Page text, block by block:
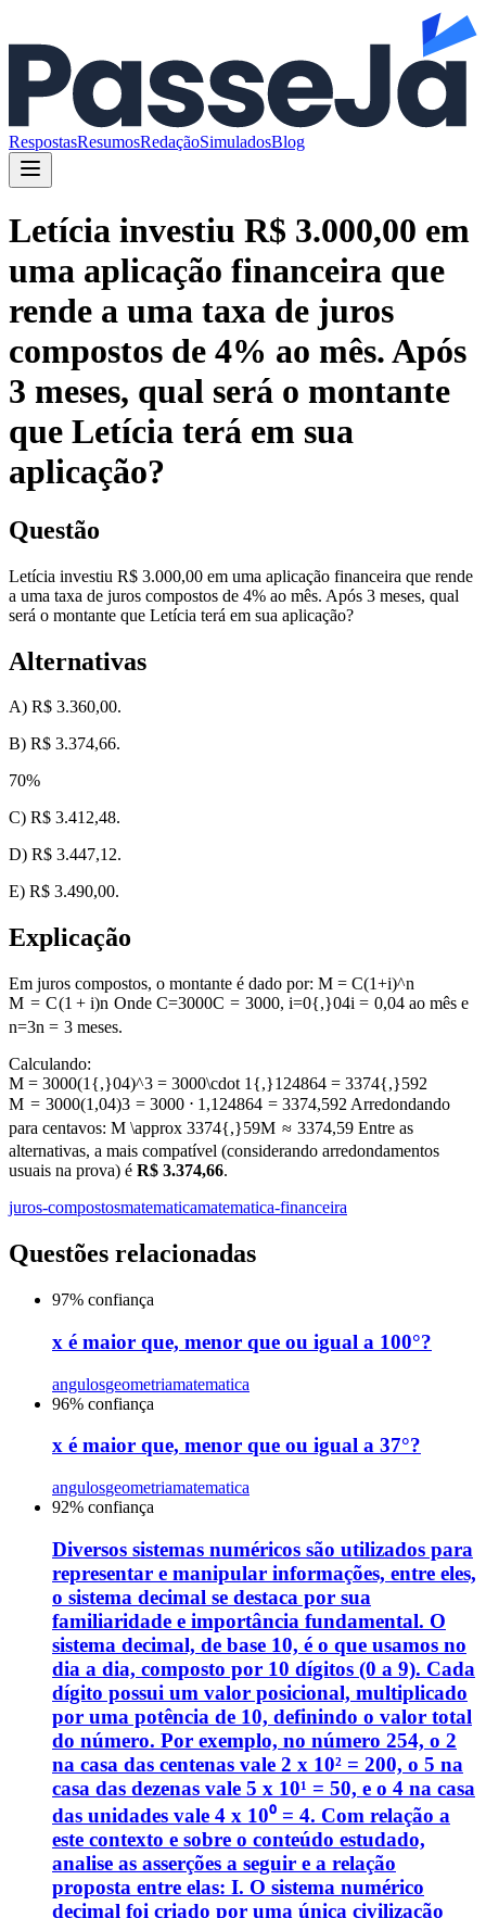
RespostasResumosRedaçãoSimuladosBlog
Letícia investiu R$ 3.000,00 em
uma aplicação financeira que
rende a uma taxa de juros
compostos de 4% ao mês. Após
3 meses, qual será o montante
que Letícia terá em sua
aplicação?
Questão
Letícia investiu R$ 3.000,00 em uma aplicação financeira que rende
a uma taxa de juros compostos de 4% ao mês. Após 3 meses, qual
será o montante que Letícia terá em sua aplicação?
Alternativas
A) R$ 3.360,00.
B) R$ 3.374,66.
70%
C) R$ 3.412,48.
D) R$ 3.447,12.
E) R$ 3.490,00.
Explicação
Em juros compostos, o montante é dado por: M = C(1+i)^n
M = C(1 + i)n Onde C=3000C = 3000, i=0{,}04i = 0,04ao mês e
n=3n = 3meses.
Calculando:
M = 3000(1{,}04)^3 = 3000\cdot 1{,}124864 = 3374{,}592
M = 3000(1 ,04)3 = 3000 ⋅ 1 ,124864 = 3374,592 Arredondando
para centavos: M \approx 3374{,}59M ≈ 3374,59Entre as
alternativas, a mais compatível (considerando arredondamentos
usuais na prova) é R$ 3.374,66.
juros-compostosmatematicamatematica-financeira
Questões relacionadas
97% confiança
x é maior que, menor que ou igual a 100°?
angulosgeometriamatematica
96% confiança
x é maior que, menor que ou igual a 37°?
angulosgeometriamatematica
92% confiança
Diversos sistemas numéricos são utilizados para
representar e manipular informações, entre eles,
o sistema decimal se destaca por sua
familiaridade e importância fundamental. O
sistema decimal, de base 10, é o que usamos no
dia a dia, composto por 10 dígitos (0 a 9). Cada
dígito possui um valor posicional, multiplicado
por uma potência de 10, definindo o valor total
do número. Por exemplo, no número 254, o 2
na casa das centenas vale 2 x 10² = 200, o 5 na
casa das dezenas vale 5 x 10¹ = 50, e o 4 na casa
das unidades vale 4 x 10⁰ = 4. Com relação a
este contexto e sobre o conteúdo estudado,
analise as asserções a seguir e a relação
proposta entre elas: I. O sistema numérico
decimal foi criado por uma única civilização